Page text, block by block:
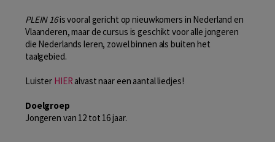
PLEIN 16is vooral gericht op nieuwkomers in Nederland en
Vlaanderen, maar de cursus is geschikt voor alle jongeren
die Nederlands leren, zowel binnen als buiten het
taalgebied.
Luister HIER alvast naar een aantal liedjes!
Doelgroep
Jongeren van 12 tot 16 jaar.